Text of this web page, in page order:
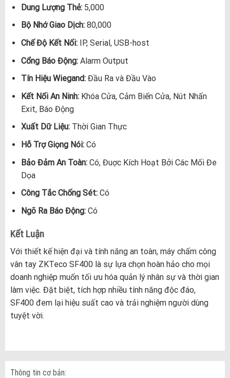
Dung Lượng Thẻ:5,000
Bộ Nhớ Giao Dịch:80,000
Chế Độ Kết Nối:IP, Serial, USB-host
Cổng Báo Động:Alarm Output
Tín Hiệu Wiegand:Đầu Ra và Đầu Vào
Kết Nối An Ninh:Khóa Cửa, Cảm Biến Cửa, Nút Nhấn
Exit, Báo Động
Xuất Dữ Liệu:Thời Gian Thực
Hỗ Trợ Giọng Nói:Có
Bảo Đảm An Toàn:Có, Đuợc Kích Hoạt Bởi Các Mối Đe
Dọa
Công Tắc Chống Sét:Có
Ngõ Ra Báo Động:Có
Kết Luận
Với thiết kế hiện đại và tính năng an toàn, máy chấm công
vân tay ZKTeco SF400 là sự lựa chọn hoàn hảo cho mọi
doanh nghiệp muốn tối ưu hóa quản lý nhân sự và thời gian
làm việc. Đặt biệt, tích hợp nhiều tính năng độc đáo,
SF400 đem lại hiệu suất cao và trải nghiệm người dùng
tuyệt vời.
Thông tin cơ bản: